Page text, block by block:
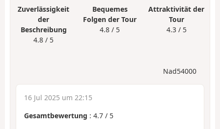
Zuverlässigkeit
der
Beschreibung
4.8 / 5
Bequemes
Folgen der Tour
4.8 / 5
Attraktivität der
Tour
4.3 / 5
Nad54000
16 Jul 2025 um 22:15
Gesamtbewertung : 4.7 / 5